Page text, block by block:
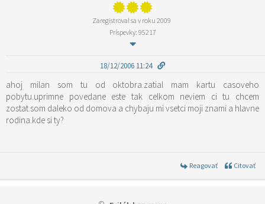
Zaregistroval sa v roku 2009
Príspevky: 95217
18/12/2006 11:24
ahoj milan som tu od oktobra.zatial mam kartu casoveho
pobytu.uprimne povedane este tak celkom neviem ci tu chcem
zostat.som daleko od domova a chybaju mi vsetci moji znami a hlavne
rodina.kde si ty?
Reagovať Citovať